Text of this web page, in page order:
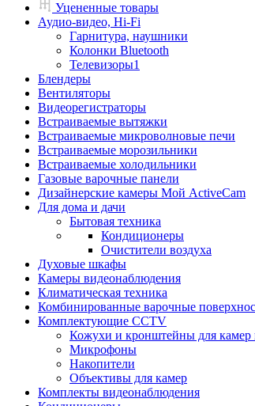
Уцененные товары
Аудио-видео, Hi-Fi
Гарнитура, наушники
Колонки Bluetooth
Телевизоры1
Блендеры
Вентиляторы
Видеорегистраторы
Встраиваемые вытяжки
Встраиваемые микроволновые печи
Встраиваемые морозильники
Встраиваемые холодильники
Газовые варочные панели
Дизайнерские камеры Мой ActiveCam
Для дома и дачи
Бытовая техника
Кондиционеры
Очистители воздуха
Духовые шкафы
Камеры видеонаблюдения
Климатическая техника
Комбинированные варочные
Комплектующие CCTV
Кожухи и кронштейны для камер
Микрофоны
Накопители
Объективы для камер
Комплекты видеонаблюдения